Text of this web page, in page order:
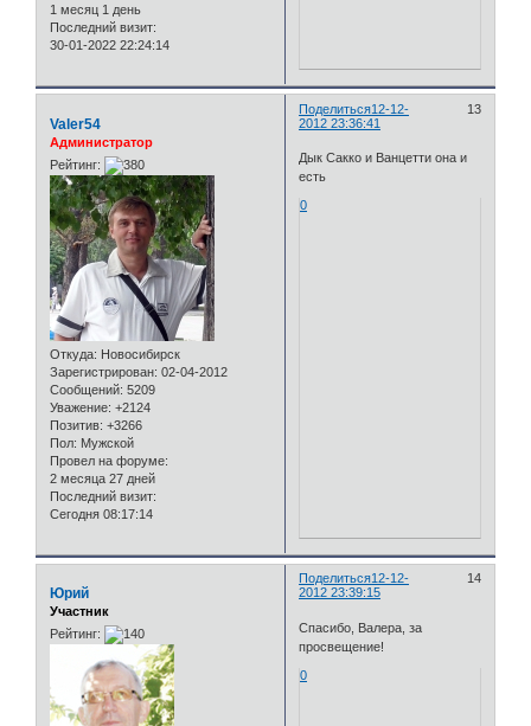
1 месяц 1 день
Последний визит:
30-01-2022 22:24:14
Поделиться 13
12-12-
2012 23:36:41
Valer54
Администратор
Рейтинг:
Откуда: Новосибирск
Зарегистрирован: 02-04-2012
Сообщений: 5209
Уважение: +2124
Позитив: +3266
Пол: Мужской
Провел на форуме:
2 месяца 27 дней
Последний визит:
Сегодня 08:17:14
Дык Сакко и Ванцетти она и
есть
0
Поделиться 14
12-12-
2012 23:39:15
Юрий
Участник
Рейтинг:
Спасибо, Валера, за
просвещение!
0